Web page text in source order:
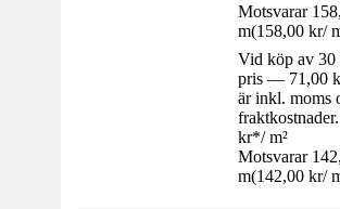
Motsvarar
m(158,00 kr/
Vid köp av 30
pris — 71,00
är inkl. moms
kr*/ m²
Motsvarar
m(142,00 kr/